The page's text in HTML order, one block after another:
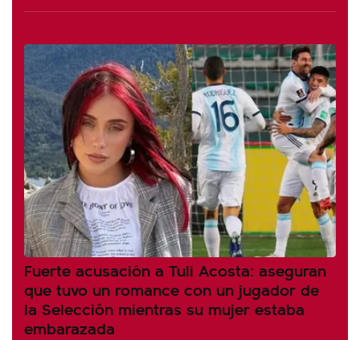
Fuerte acusación a Tuli Acosta: aseguran
que tuvo un romance con un jugador de
la Selección mientras su mujer estaba
embarazada